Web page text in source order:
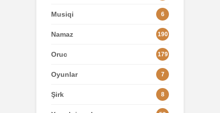
Musiqi 6
Namaz 190
Oruc 179
Oyunlar 7
Şirk 8